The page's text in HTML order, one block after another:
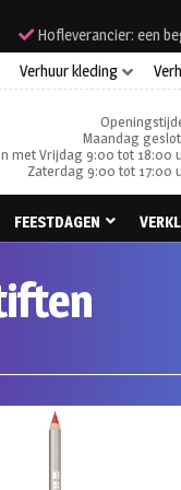
Hofleverancier: een
Verhuur kleding
Maandag
met Vrijdag 9:00 tot 18:00
Zaterdag 9:00 tot 17:00
FEESTDAGEN